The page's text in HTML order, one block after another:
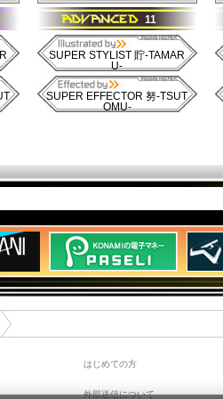
11
SUPER STYLIST 貯-TAMAR
U-
SUPER EFFECTOR 努-TSUT
OMU-
はじめての方
外部送信について